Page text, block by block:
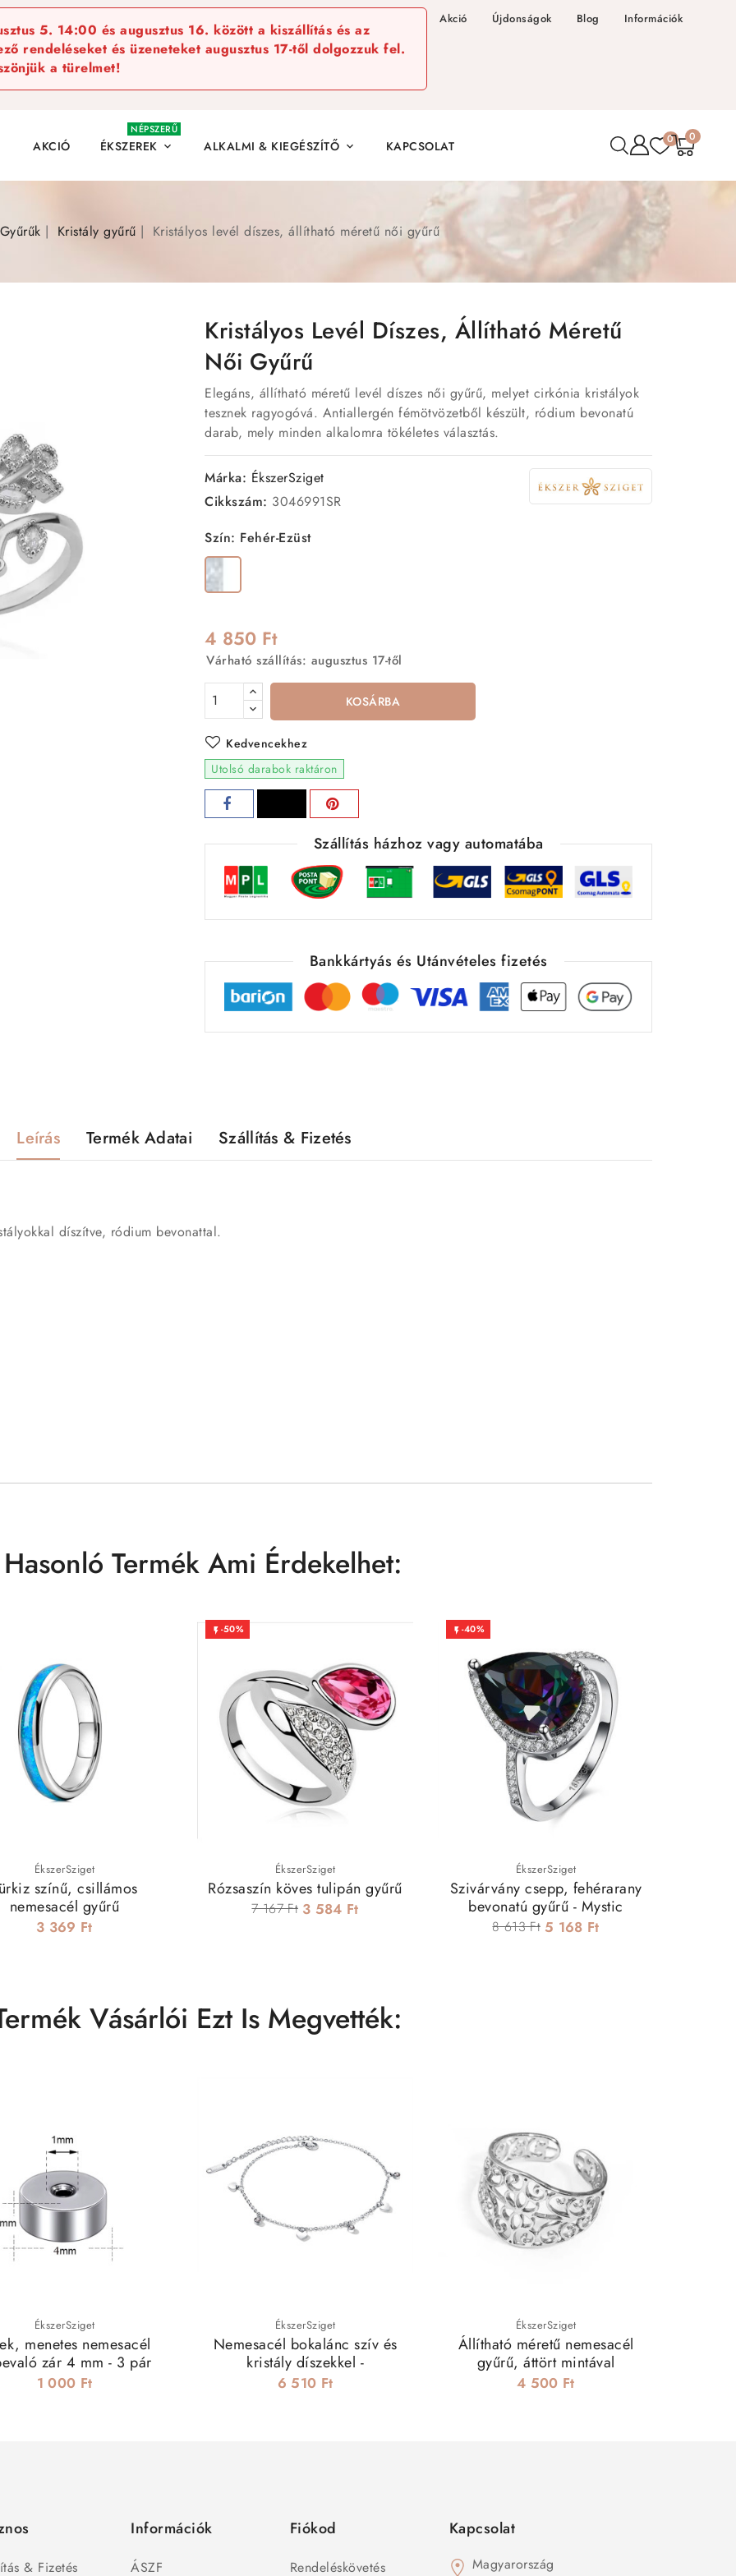
5. 14:00 és augusztus 16. között a kiszállítás és az
rendeléseket és üzeneteket augusztus 17-től dolgozzuk fel.
a türelmet!
Akció Újdonságok Blog Információk
AKCIÓ ÉKSZEREK 
NÉPSZERŰ
ALKALMI & KIEGÉSZÍTŐ  KAPCSOLAT 0 0
Gyűrűk Kristály gyűrű Kristályos levél díszes, állítható méretű női gyűrű
Kristályos Levél Díszes, Állítható Méretű
Női Gyűrű
Elegáns, állítható méretű levél díszes női gyűrű, melyet cirkónia kristályok
tesznek ragyogóvá. Antiallergén fémötvözetből készült, ródium bevonatú
darab, mely minden alkalomra tökéletes választás.
Márka: ÉkszerSziget
Cikkszám: 3046991SR
Szín: Fehér-Ezüst
Fehér-
Ezüst
4 850 Ft
Várható szállítás: augusztus 17-től
KOSÁRBA
Kedvencekhez
Utolsó darabok raktáron
Szállítás házhoz vagy automatába
Bankkártyás és Utánvételes fizetés
Leírás Termék Adatai Szállítás & Fizetés
díszítve, ródium bevonattal.
Termék Ami Érdekelhet:
ÉkszerSziget
színű, csillámos
nemesacél gyűrű
3 369 Ft
 -50%
ÉkszerSziget
Rózsaszín köves tulipán gyűrű
7 167 Ft 3 584 Ft
 -40%
ÉkszerSziget
Szivárvány csepp, fehérarany
bevonatú gyűrű - Mystic
8 613 Ft 5 168 Ft
Vásárlói Ezt Is Megvették:
ÉkszerSziget
menetes nemesacél
zár 4 mm - 3 pár
1 000 Ft
ÉkszerSziget
Nemesacél bokalánc szív és
kristály díszekkel -
6 510 Ft
ÉkszerSziget
Állítható méretű nemesacél
gyűrű, áttört mintával
4 500 Ft
& Fizetés
Információk
ÁSZF
Fiókod
Rendeléskövetés
Kapcsolat
Magyarország